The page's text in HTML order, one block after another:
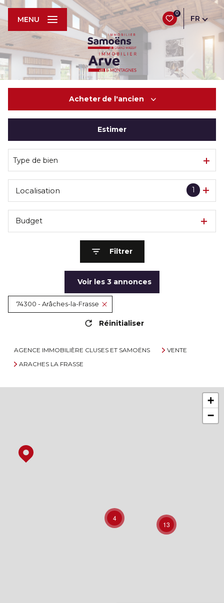
0
FR
MENU
Acheter de l'ancien
De l'immo pro
Estimer
Type de bien
1
Localisation
Budget
Filtrer
Voir les 3 annonces
74300 - Arâches-la-Frasse
Réinitialiser
AGENCE IMMOBILIÈRE CLUSES ET SAMOËNS
VENTE
ARACHES LA FRASSE
4
13
+
−